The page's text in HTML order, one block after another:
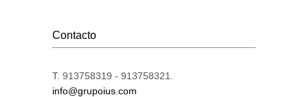
Contacto
T. 913758319 - 913758321.
info@grupoius.com